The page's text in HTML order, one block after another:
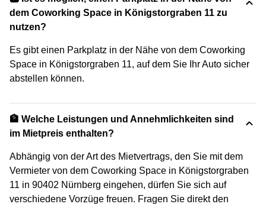
dem Coworking Space in Königstorgraben 11 zu
nutzen?
Es gibt einen Parkplatz in der Nähe von dem Coworking
Space in Königstorgraben 11, auf dem Sie Ihr Auto sicher
abstellen können.
🏦 Welche Leistungen und Annehmlichkeiten sind
im Mietpreis enthalten?
Abhängig von der Art des Mietvertrags, den Sie mit dem
Vermieter von dem Coworking Space in Königstorgraben
11 in 90402 Nürnberg eingehen, dürfen Sie sich auf
verschiedene Vorzüge freuen. Fragen Sie direkt den